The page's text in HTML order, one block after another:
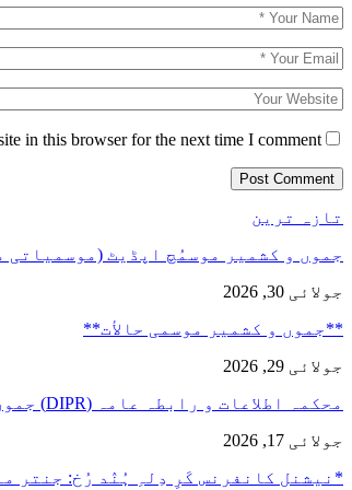
in this browser for the next time I comment.
تازہ ترین
جموں و کشمیر موسمُچ اپڈیٹ (موسمیاتی
جولائی 30, 2026
**جموں و كشمیر موسمی حالأت**
جولائی 29, 2026
محکمہ اطلاعات و رابطہ عامہ (DIPR) جموں و کشمیر حکومت طرفہ…
جولائی 17, 2026
*نیشنل کانفرنس کَرِ دِلہِ ہُنٛد رُخ: جنتر